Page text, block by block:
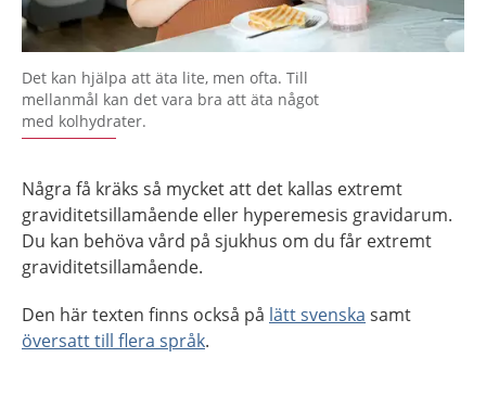
Det kan hjälpa att äta lite, men ofta. Till
mellanmål kan det vara bra att äta något
med kolhydrater.
Några få kräks så mycket att det kallas extremt
graviditetsillamående eller hyperemesis gravidarum.
Du kan behöva vård på sjukhus om du får extremt
graviditetsillamående.
Den här texten finns också på lätt svenska samt
översatt till flera språk.